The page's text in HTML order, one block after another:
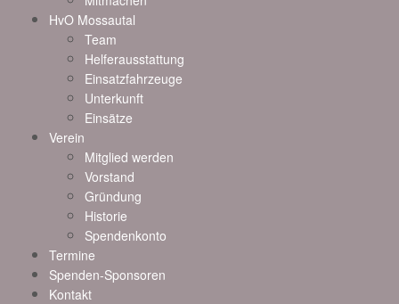
HvO Mossautal
Team
Helferausstattung
Einsatzfahrzeuge
Unterkunft
Einsätze
Verein
Mitglied werden
Vorstand
Gründung
Historie
Spendenkonto
Termine
Spenden-Sponsoren
Kontakt